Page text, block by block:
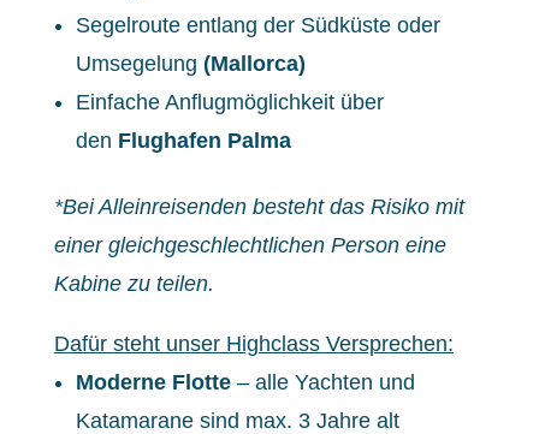
Segelroute entlang der Südküste oder
Umsegelung (Mallorca)
Einfache Anflugmöglichkeit über
den Flughafen Palma
*Bei Alleinreisenden besteht das Risiko mit
einer gleichgeschlechtlichen Person eine
Kabine zu teilen.
Dafür steht unser Highclass Versprechen:
Moderne Flotte– alle Yachten und
Katamarane sind max. 3 Jahre alt